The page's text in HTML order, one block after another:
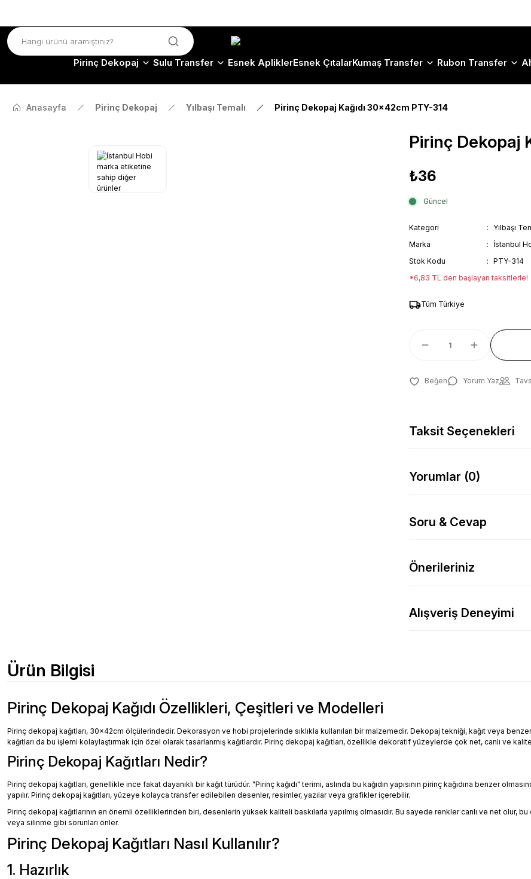
Pirinç Dekopaj Sulu Transfer Esnek ApliklerEsnek ÇıtalarKumaş Transfer Rubon Transfer
Anasayfa Pirinç Dekopaj Yılbaşı Temalı Pirinç Dekopaj Kağıdı 30x42cm PTY-314
Pirinç Dekopaj
₺36
Güncel
Kategori
Yılbaşı
Marka
İstanbul
Stok Kodu
PTY-314
*6,83 TL den başlayan taksitlerle!
Tüm Türkiye
Yorum Yaz
Taksit Seçenekleri
Yorumlar (0)
Soru & Cevap
Önerileriniz
Alışveriş Deneyimi
Ürün Bilgisi
Pirinç Dekopaj Kağıdı Özellikleri, Çeşitleri ve Modelleri
Pirinç dekopaj kağıtları, 30x42cm ölçülerindedir. Dekorasyon ve hobi projelerinde sıklıkla kullanılan bir malzemedir. Dekopaj tekniği, kağıt veya
kağıtları da bu işlemi kolaylaştırmak için özel olarak tasarlanmış kağıtlardır. Pirinç dekopaj kağıtları, özellikle dekoratif yüzeylerde çok net, canlı ve
Pirinç Dekopaj Kağıtları Nedir?
Pirinç dekopaj kağıtları, genellikle ince fakat dayanıklı bir kağıt türüdür. "Pirinç kağıdı" terimi, aslında bu kağıdın yapısının pirinç kağıdına benzer
yapılır. Pirinç dekopaj kağıtları, yüzeye kolayca transfer edilebilen desenler, resimler, yazılar veya grafikler içerebilir.
Pirinç dekopaj kağıtlarının en önemli özelliklerinden biri, desenlerin yüksek kaliteli baskılarla yapılmış olmasıdır. Bu sayede renkler canlı ve net olur,
veya silinme gibi sorunları önler.
Pirinç Dekopaj Kağıtları Nasıl Kullanılır?
1. Hazırlık